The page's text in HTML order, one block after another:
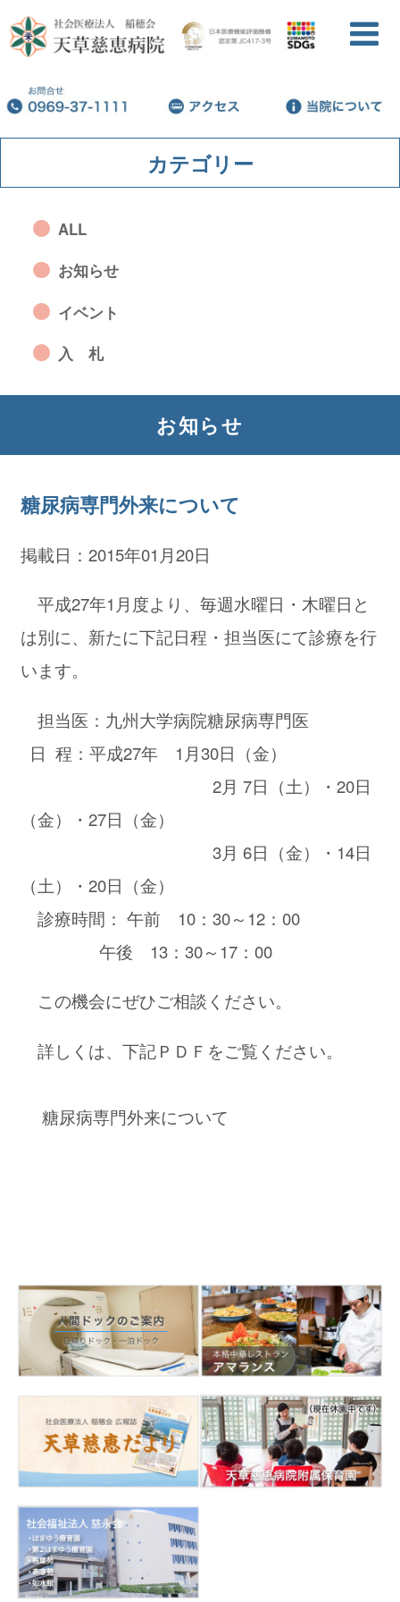
カテゴリー
ALL
お知らせ
イベント
入 札
お知らせ
糖尿病専門外来について
掲載日：2015年01月20日
平成27年1月度より、毎週水曜日・木曜日と
は別に、新たに下記日程・担当医にて診療を行
います。
担当医：九州大学病院糖尿病専門医
日 程：平成27年 1月30日（金）
2月 7日（土）・20日
（金）・27日（金）
3月 6日（金）・14日
（土）・20日（金）
診療時間： 午前 10：30～12：00
午後 13：30～17：00
この機会にぜひご相談ください。
詳しくは、下記ＰＤＦをご覧ください。
糖尿病専門外来について